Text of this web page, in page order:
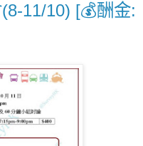
11/10) [💰酬金: